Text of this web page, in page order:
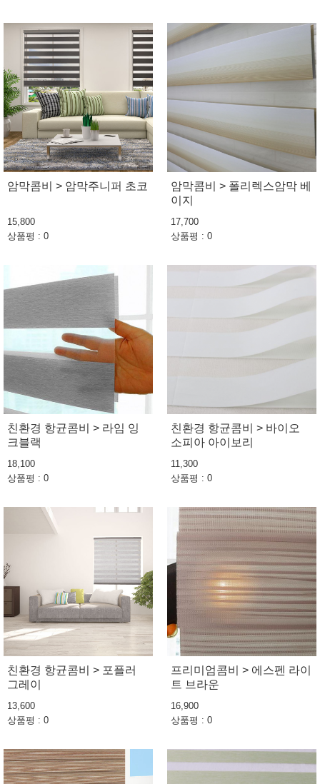
암막콤비 > 암막주니퍼 초코
15,800
상품평 : 0
암막콤비 > 폴리렉스암막 베
이지
17,700
상품평 : 0
친환경 항균콤비 > 라임 잉
크블랙
18,100
상품평 : 0
친환경 항균콤비 > 바이오
소피아 아이보리
11,300
상품평 : 0
친환경 항균콤비 > 포플러
그레이
13,600
상품평 : 0
프리미엄콤비 > 에스펜 라이
트 브라운
16,900
상품평 : 0